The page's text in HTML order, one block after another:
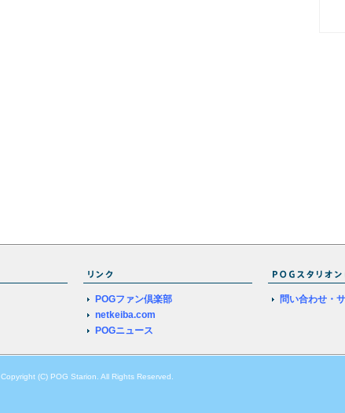
POGファン倶楽部
netkeiba.com
POGニュース
問い合わせ・
Copyright (C) POG Starion. All Rights Reserved.